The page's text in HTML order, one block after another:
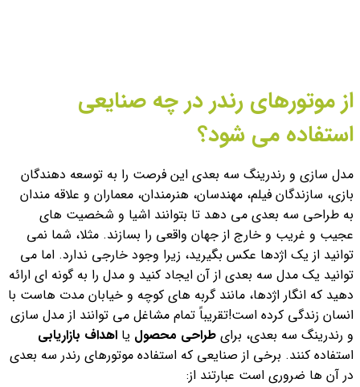
از موتورهای رندر در چه صنایعی
استفاده می شود؟
مدل سازی و رندرینگ سه بعدی این فرصت را به توسعه دهندگان
بازی، سازندگان فیلم، مهندسان، هنرمندان، معماران و علاقه مندان
به طراحی سه بعدی می دهد تا بتوانند اشیا و شخصیت های
عجیب و غریب و خارج از جهان واقعی را بسازند. مثلا، شما نمی
توانید از یک اژدها عکس بگیرید، زیرا وجود خارجی ندارد. اما می
توانید یک مدل سه بعدی از آن ایجاد کنید و مدل را به گونه ای ارائه
دهید که انگار اژدها، مانند گربه های کوچه و خیابان مدت هاست با
انسان زندگی کرده است!تقریباً تمام مشاغل می توانند از مدل سازی
و رندرینگ سه بعدی، برای طراحی محصول یا اهداف بازاریابی
استفاده کنند. برخی از صنایعی که استفاده موتورهای رندر سه بعدی
در آن ها ضروری است عبارتند از: